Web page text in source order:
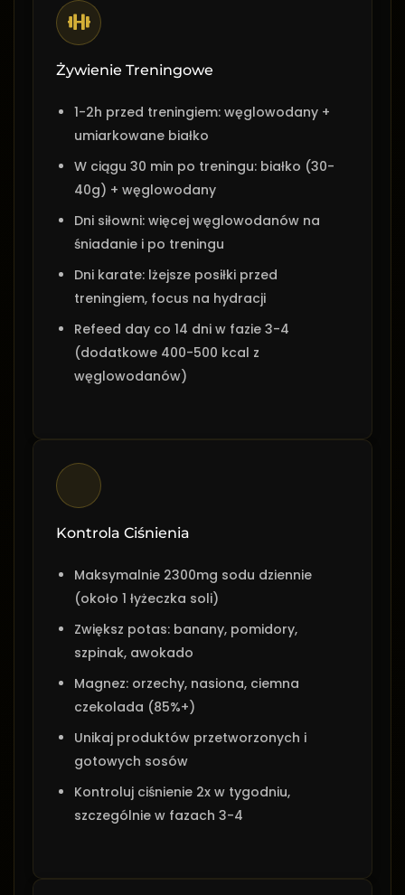
Żywienie Treningowe
1-2h przed treningiem: węglowodany +
umiarkowane białko
W ciągu 30 min po treningu: białko (30-
40g) + węglowodany
Dni siłowni: więcej węglowodanów na
śniadanie i po treningu
Dni karate: lżejsze posiłki przed
treningiem, focus na hydracji
Refeed day co 14 dni w fazie 3-4
(dodatkowe 400-500 kcal z
węglowodanów)
Kontrola Ciśnienia
Maksymalnie 2300mg sodu dziennie
(około 1 łyżeczka soli)
Zwiększ potas: banany, pomidory,
szpinak, awokado
Magnez: orzechy, nasiona, ciemna
czekolada (85%+)
Unikaj produktów przetworzonych i
gotowych sosów
Kontroluj ciśnienie 2x w tygodniu,
szczególnie w fazach 3-4